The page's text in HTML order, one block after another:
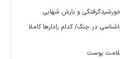
و بارش شهابی
هواشناسی در جنگ/ کدام رادار‌ها کاملا
پوست